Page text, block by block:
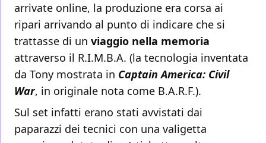
arrivate online, la produzione era corsa ai
ripari arrivando al punto di indicare che si
trattasse di un viaggio nella memoria
attraverso il R.I.M.B.A. (la tecnologia inventata
da Tony mostrata in Captain America: Civil
War, in originale nota come B.A.R.F.).
Sul set infatti erano stati avvistati dai
paparazzi dei tecnici con una valigetta